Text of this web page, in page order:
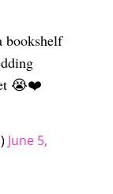
bookshelf
😭❤️
June 5,